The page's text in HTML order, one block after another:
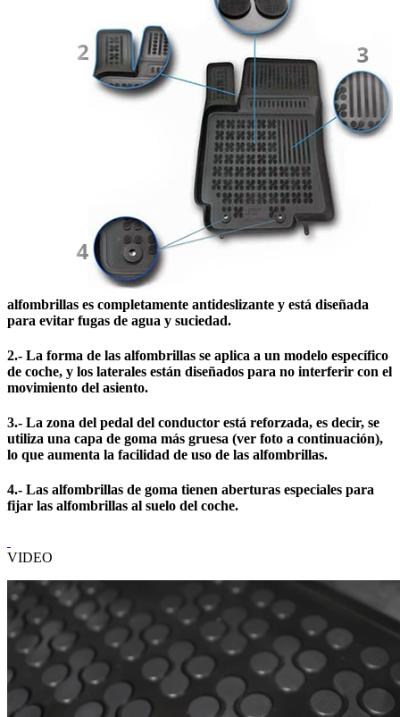
alfombrillas es completamente antideslizante y está diseñada
para evitar fugas de agua y suciedad.
2.- La forma de las alfombrillas se aplica a un modelo específico
de coche, y los laterales están diseñados para no interferir con el
movimiento del asiento.
3.- La zona del pedal del conductor está reforzada, es decir, se
utiliza una capa de goma más gruesa (ver foto a continuación),
lo que aumenta la facilidad de uso de las alfombrillas.
4.- Las alfombrillas de goma tienen aberturas especiales para
fijar las alfombrillas al suelo del coche.
VIDEO